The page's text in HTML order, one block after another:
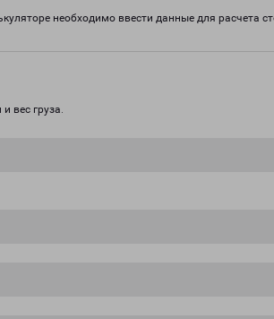
необходимо ввести данные для расчета
вес груза.